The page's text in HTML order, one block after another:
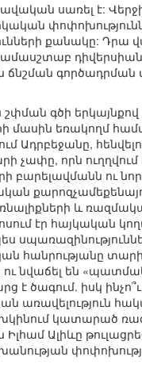
սառել է:
քանակը: Դրա
գործադրման
գծի
մասին եռակողմ
Ադրբեջանը,
չափը, որն ուղղվում
բարելավմանն ու նոր
և
էր հայկական
հանրությանը
նվաճել են
ծագում. իսկ ինչո՞ւ
առավելություն
կատարած
Ալիևը